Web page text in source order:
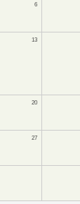
6
13
20
27